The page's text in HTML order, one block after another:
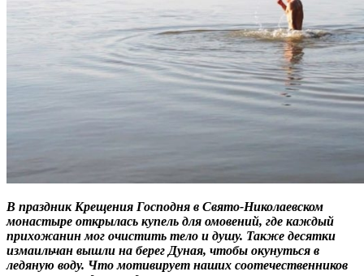
В праздник Крещения Господня в Свято-Николаевском
монастыре открылась купель для омовений, где каждый
прихожанин мог очистить тело и душу. Также десятки
измаильчан вышли на берег Дуная, чтобы окунуться в
ледяную воду. Что мотивирует наших соотечественников